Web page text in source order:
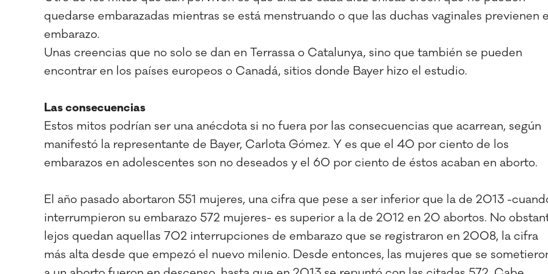
quedarse embarazadas mientras se está menstruando o que las duchas vaginales previenen el
embarazo.
Unas creencias que no solo se dan en Terrassa o Catalunya, sino que también se pueden
encontrar en los países europeos o Canadá, sitios donde Bayer hizo el estudio.
Las consecuencias
Estos mitos podrían ser una anécdota si no fuera por las consecuencias que acarrean, según
manifestó la representante de Bayer, Carlota Gómez. Y es que el 40 por ciento de los
embarazos en adolescentes son no deseados y el 60 por ciento de éstos acaban en aborto.
El año pasado abortaron 551 mujeres, una cifra que pese a ser inferior que la de 2013 -
interrumpieron su embarazo 572 mujeres- es superior a la de 2012 en 20 abortos. No
lejos quedan aquellas 702 interrupciones de embarazo que se registraron en 2008, la cifra
más alta desde que empezó el nuevo milenio. Desde entonces, las mujeres que se